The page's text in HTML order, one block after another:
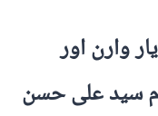
وارن اور
سید علی حسن